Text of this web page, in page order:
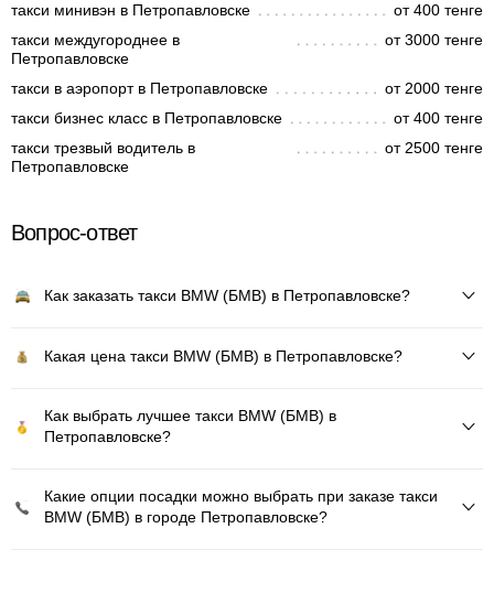
такси минивэн в Петропавловске
от 400 тенге
такси междугороднее в
Петропавловске
от 3000 тенге
такси в аэропорт в Петропавловске
от 2000 тенге
такси бизнес класс в Петропавловске
от 400 тенге
такси трезвый водитель в
Петропавловске
от 2500 тенге
Вопрос-ответ
Как заказать такси BMW (БМВ) в Петропавловске?
Какая цена такси BMW (БМВ) в Петропавловске?
Как выбрать лучшее такси BMW (БМВ) в
Петропавловске?
Какие опции посадки можно выбрать при заказе такси
BMW (БМВ) в городе Петропавловске?